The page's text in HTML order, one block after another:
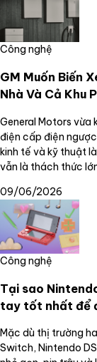
Công nghệ
GM Muốn Biến
Nhà Và Cả Khu
General Motors vừa
điện cấp điện
kinh tế và kỹ thuật
vẫn là thách thức
09/06/2026
Công nghệ
Tại sao
tay tốt nhất để
Mặc dù thị trường
Switch, Nintendo